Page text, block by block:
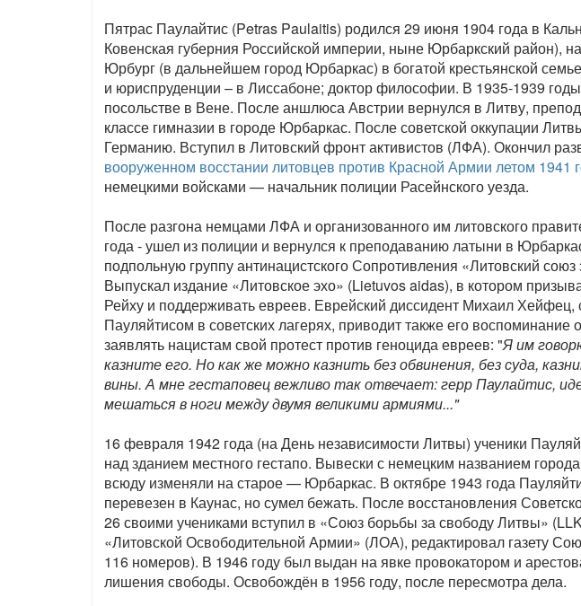
Пятрас Паулайтис (Petras Paulaitis) родился 29 июня 1904 года в
Ковенская губерния Российской империи, ныне Юрбаркский район),
Юрбург (в дальнейшем город Юрбаркас) в богатой крестьянской
и юриспруденции – в Лиссабоне; доктор философии. В 1935-1939
посольстве в Вене. После аншлюса Австрии вернулся в Литву,
классе гимназии в городе Юрбаркас. После советской оккупации
Германию. Вступил в Литовский фронт активистов (ЛФА). Окончил
вооруженном восстании литовцев против Красной Армии летом 1941
немецкими войсками — начальник полиции Расейнского уезда.
После разгона немцами ЛФА и организованного им литовского
года - ушел из полиции и вернулся к преподаванию латыни в
подпольную группу антинацистского Сопротивления «Литовский
Выпускал издание «Литовское эхо» (Lietuvos aidas), в котором
Рейху и поддерживать евреев. Еврейский диссидент Михаил
Пауляйтисом в советских лагерях, приводит также его воспоминание
заявлять нацистам свой протест против геноцида евреев: "Я им
казните его. Но как же можно казнить без обвинения, без суда,
вины. А мне гестаповец вежливо так отвечает: герр Паулайтис,
мешаться в ноги между двумя великими армиями..."
16 февраля 1942 года (на День независимости Литвы) ученики
над зданием местного гестапо. Вывески с немецким названием
всюду изменяли на старое — Юрбаркас. В октябре 1943 года
перевезен в Каунас, но сумел бежать. После восстановления
26 своими учениками вступил в «Союз борьбы за свободу Литвы»
«Литовской Освободительной Армии» (ЛОА), редактировал газету
116 номеров). В 1946 году был выдан на явке провокатором и
лишения свободы. Освобождён в 1956 году, после пересмотра дела.